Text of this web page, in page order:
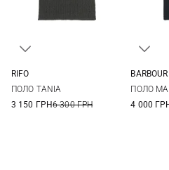
RIFO
ПОЛО TANIA
3 150 ГРН6 300 ГРН
BARBOUR
ПОЛО
4 000